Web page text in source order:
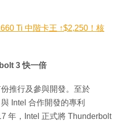
Ti 中階卡王 ↑$2,250！核
3 快一倍
推行及參與開發。至於
Intel 合作開發的專利
年，Intel 正式將 Thunderbolt